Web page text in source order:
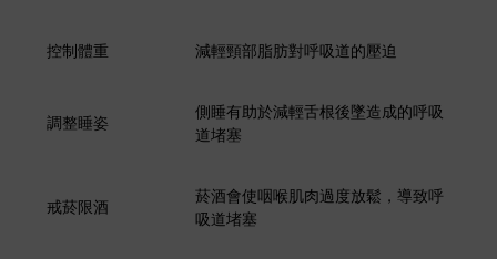
控制體重 減輕頸部脂肪對呼吸道的壓迫
調整睡姿
側睡有助於減輕舌根後墜造成的呼吸
道堵塞
戒菸限酒
菸酒會使咽喉肌肉過度放鬆，導致呼
吸道堵塞